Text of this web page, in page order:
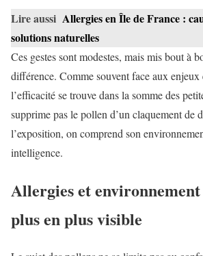
Lire aussi Allergies en Île de France :
solutions naturelles
Ces gestes sont modestes, mais mis bout à
différence. Comme souvent face aux
l’efficacité se trouve dans la somme des
supprime pas le pollen d’un claquement de
l’exposition, on comprend son
intelligence.
Allergies et
plus en plus visible